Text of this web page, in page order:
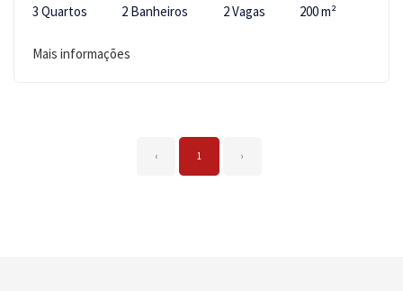
3 Quartos 2 Banheiros 2 Vagas 200 m²
Mais informações
‹ 1 ›